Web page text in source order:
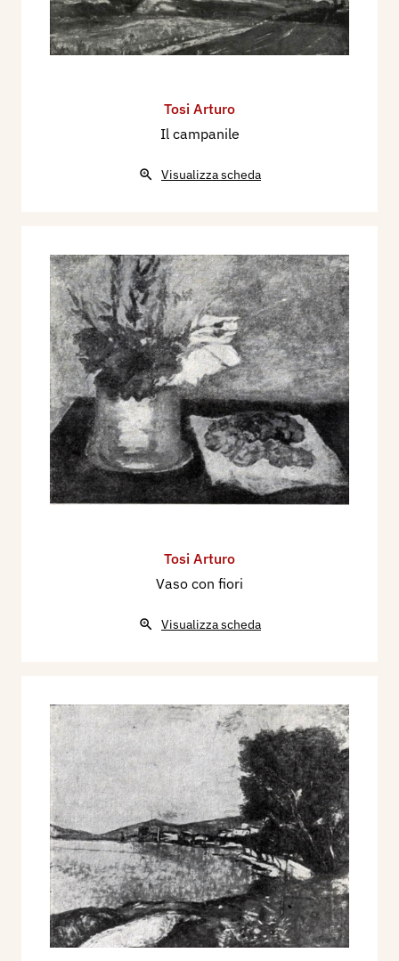
Tosi Arturo
Il campanile
Visualizza scheda
Tosi Arturo
Vaso con fiori
Visualizza scheda